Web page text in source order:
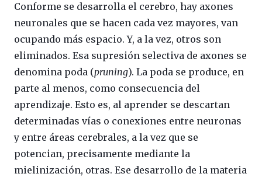
Conforme se desarrolla el cerebro, hay axones
neuronales que se hacen cada vez mayores, van
ocupando más espacio. Y, a la vez, otros son
eliminados. Esa supresión selectiva de axones se
denomina poda (pruning). La poda se produce, en
parte al menos, como consecuencia del
aprendizaje. Esto es, al aprender se descartan
determinadas vías o conexiones entre neuronas
y entre áreas cerebrales, a la vez que se
potencian, precisamente mediante la
mielinización, otras. Ese desarrollo de la materia